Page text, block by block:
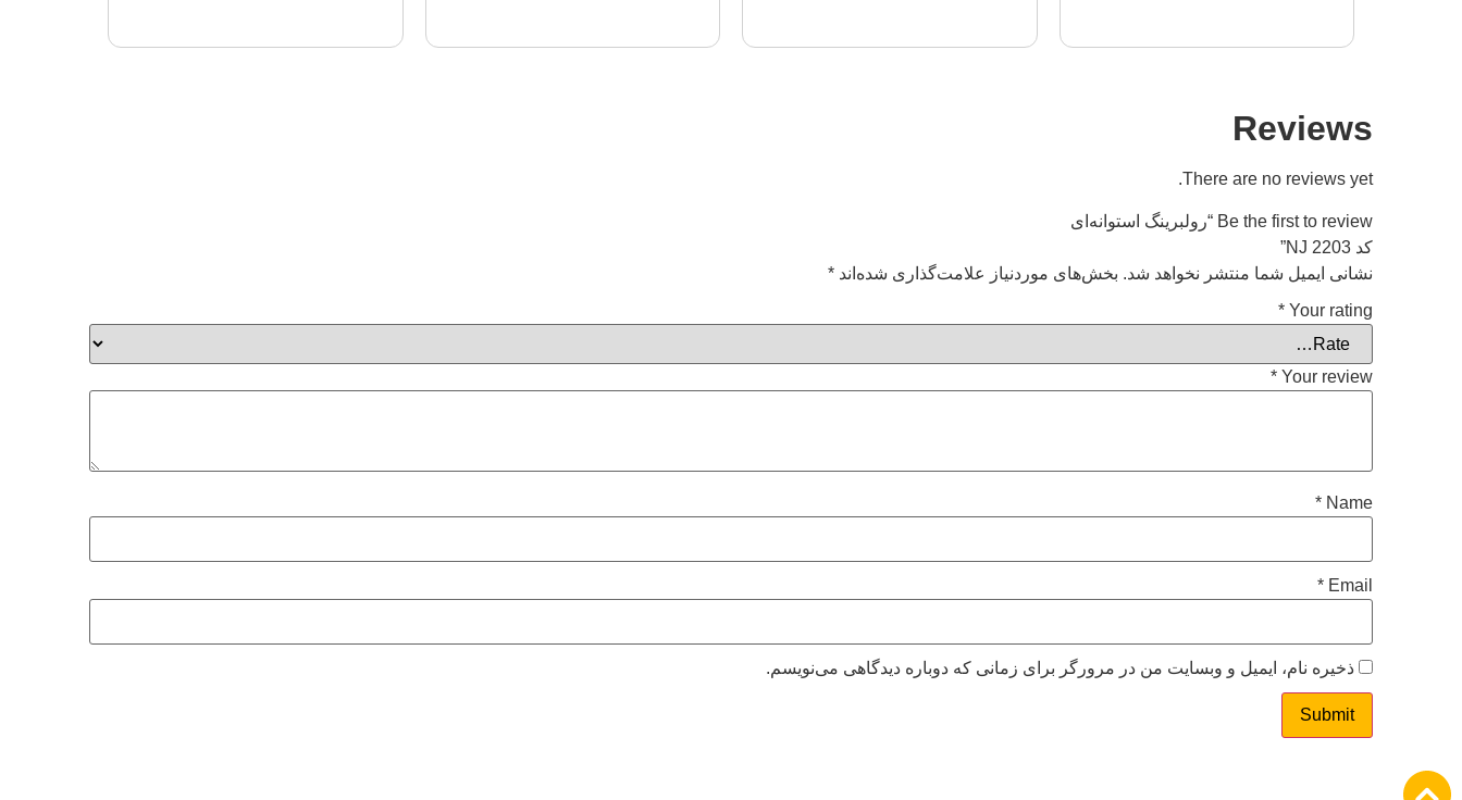
Reviews
There are no reviews yet.
Be the first to review “رولبرینگ استوانه‌ای
کد NJ 2203”
نشانی ایمیل شما منتشر نخواهد شد. بخش‌های موردنیاز علامت‌گذاری شده‌اند *
Your rating
*
Your review
*
Name
*
Email
*
ذخیره نام، ایمیل و وبسایت من در مرورگر برای زمانی که دوباره دیدگاهی می‌نویسم.